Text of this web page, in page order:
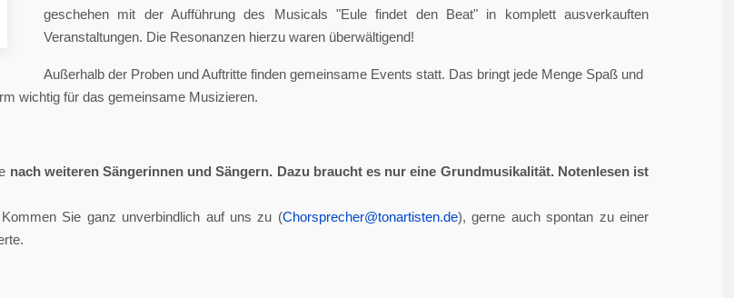
geschehen mit der Aufführung des Musicals "Eule findet den Beat" in komplett ausverkauften
Veranstaltungen. Die Resonanzen hierzu waren überwältigend!
Außerhalb der Proben und Auftritte finden gemeinsame Events statt. Das bringt jede Menge Spaß und
wichtig für das gemeinsame Musizieren.
nach weiteren Sängerinnen und Sängern. Dazu braucht es nur eine Grundmusikalität. Notenlesen ist
Sie ganz unverbindlich auf uns zu (Chorsprecher@tonartisten.de), gerne auch spontan zu einer